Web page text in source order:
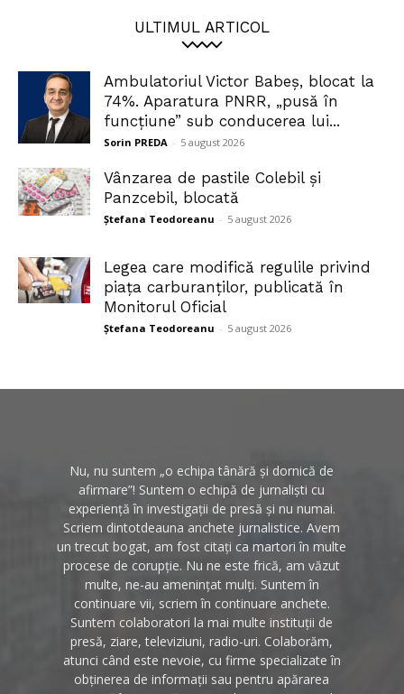
ULTIMUL ARTICOL
Ambulatoriul Victor Babeș, blocat la
74%. Aparatura PNRR, „pusă în
funcțiune” sub conducerea lui...
Sorin PREDA - 5 august 2026
Vânzarea de pastile Colebil și
Panzcebil, blocată
Ștefana Teodoreanu - 5 august 2026
Legea care modifică regulile privind
piața carburanților, publicată în
Monitorul Oficial
Ștefana Teodoreanu - 5 august 2026
Nu, nu suntem „o echipa tânără și dornică de
afirmare”! Suntem o echipă de jurnaliști cu
experiență în investigații de presă și nu numai.
Scriem dintotdeauna anchete jurnalistice. Avem
un trecut bogat, am fost citați ca martori în multe
procese de corupție. Nu ne este frică, am văzut
multe, ne-au amenințat mulți. Suntem în
continuare vii, scriem în continuare anchete.
Suntem colaboratori la mai multe instituții de
presă, ziare, televiziuni, radio-uri. Colaborăm,
atunci când este nevoie, cu firme specializate în
obținerea de informații sau pentru apărarea